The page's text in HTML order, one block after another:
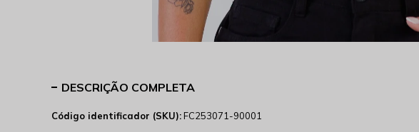
DESCRIÇÃO COMPLETA
Código identificador (SKU):FC253071-90001